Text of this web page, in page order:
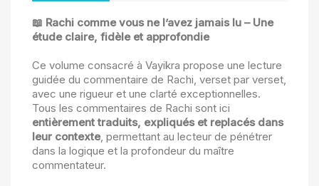
📖 Rachi comme vous ne l’avez jamais lu – Une
étude claire, fidèle et approfondie
Ce volume consacré à Vayikra propose une lecture
guidée du commentaire de Rachi, verset par verset,
avec une rigueur et une clarté exceptionnelles.
Tous les commentaires de Rachi sont ici
entièrement traduits, expliqués et replacés dans
leur contexte, permettant au lecteur de pénétrer
dans la logique et la profondeur du maître
commentateur.